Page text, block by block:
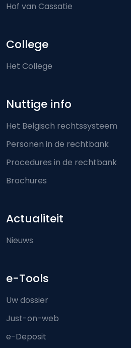
Hof van Cassatie
College
Het College
Nuttige info
Het Belgisch rechtssysteem
Personen in de rechtbank
Procedures in de rechtbank
Brochures
Actualiteit
Nieuws
e-Tools
Uw dossier
Just-on-web
e-Deposit